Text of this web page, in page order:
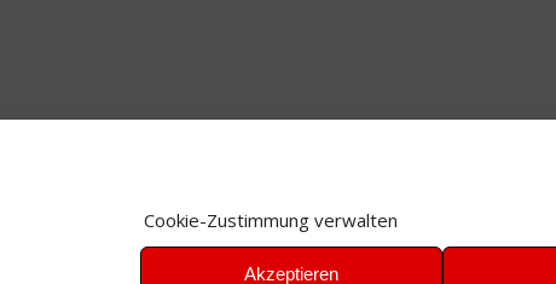
Cookie-Zustimmung verwalten
Akzeptieren